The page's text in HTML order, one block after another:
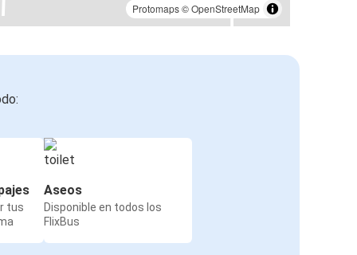
Protomaps©OpenStreetMap
tus
Aseos
Disponible en todos los
FlixBus